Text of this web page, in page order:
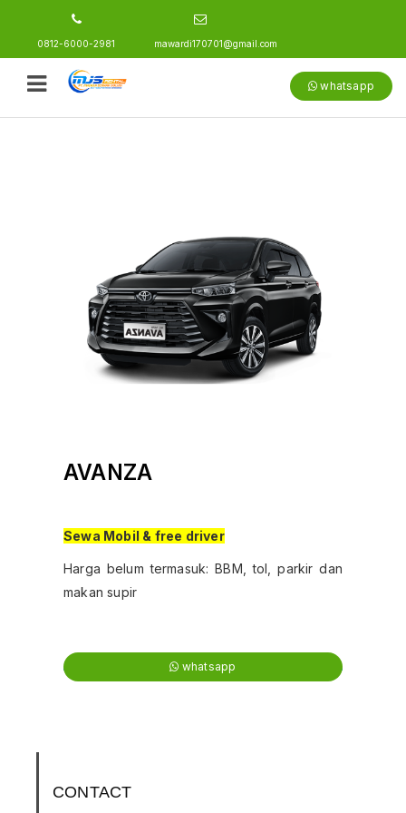
0812-6000-2981 mawardi170701@gmail.com
whatsapp
AVANZA
Sewa Mobil & free driver
Harga belum termasuk: BBM, tol, parkir dan
makan supir
whatsapp
CONTACT